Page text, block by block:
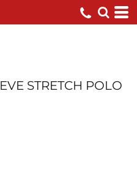
STRETCH POLO